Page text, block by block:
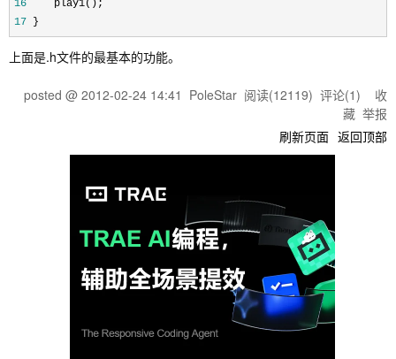
16 play1();
17 }
上面是.h文件的最基本的功能。
posted @ 2012-02-24 14:41 PoleStar 阅读(12119) 评论(1) 收
藏 举报
刷新页面 返回顶部